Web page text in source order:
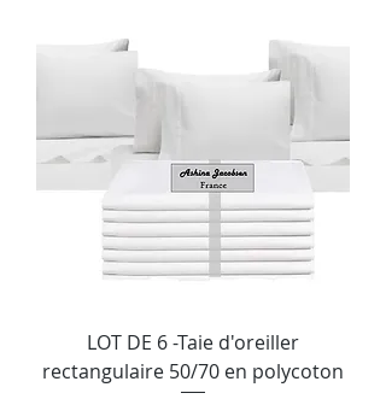
LOT DE 6 -Taie d'oreiller
rectangulaire 50/70 en polycoton